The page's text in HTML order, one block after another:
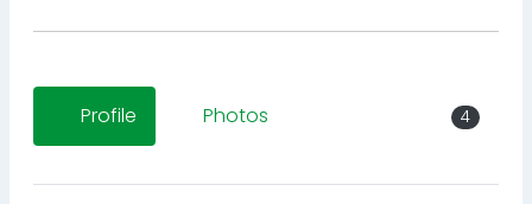
Profile Photos 4